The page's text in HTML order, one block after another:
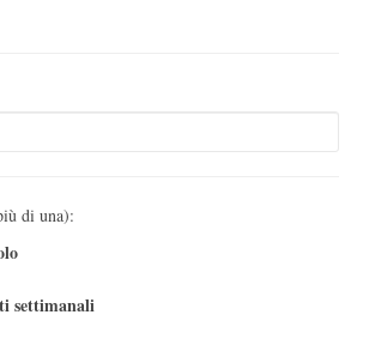
di una):
settimanali